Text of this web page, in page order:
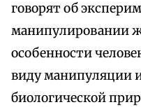
говорят об
манипулировании
особенности
виду манипуляции
биологической